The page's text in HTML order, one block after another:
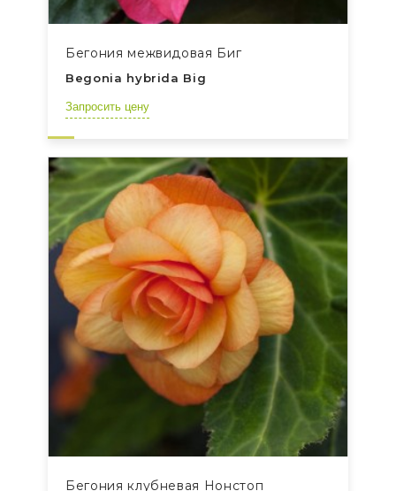
Бегония межвидовая Биг
Begonia hybrida Big
Запросить цену
Бегония клубневая Нонстоп